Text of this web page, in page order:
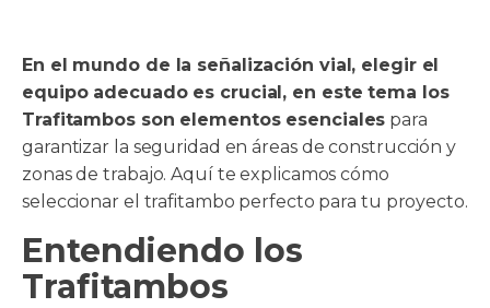
En el mundo de la señalización vial, elegir el
equipo adecuado es crucial, en este tema los
Trafitambos son elementos esenciales para
garantizar la seguridad en áreas de construcción y
zonas de trabajo. Aquí te explicamos cómo
seleccionar el trafitambo perfecto para tu proyecto.
Entendiendo los
Trafitambos